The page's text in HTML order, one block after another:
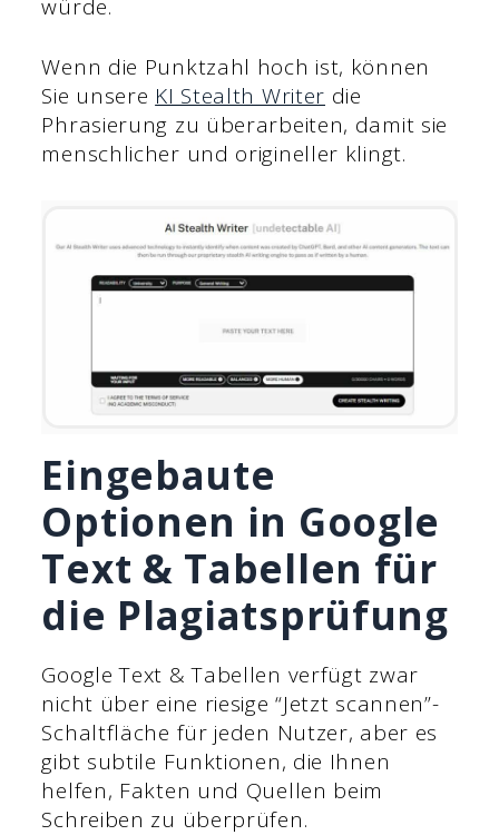
würde.
Wenn die Punktzahl hoch ist, können
Sie unsere KI Stealth Writer die
Phrasierung zu überarbeiten, damit sie
menschlicher und origineller klingt.
Eingebaute
Optionen in Google
Text & Tabellen für
die Plagiatsprüfung
Google Text & Tabellen verfügt zwar
nicht über eine riesige “Jetzt scannen”-
Schaltfläche für jeden Nutzer, aber es
gibt subtile Funktionen, die Ihnen
helfen, Fakten und Quellen beim
Schreiben zu überprüfen.